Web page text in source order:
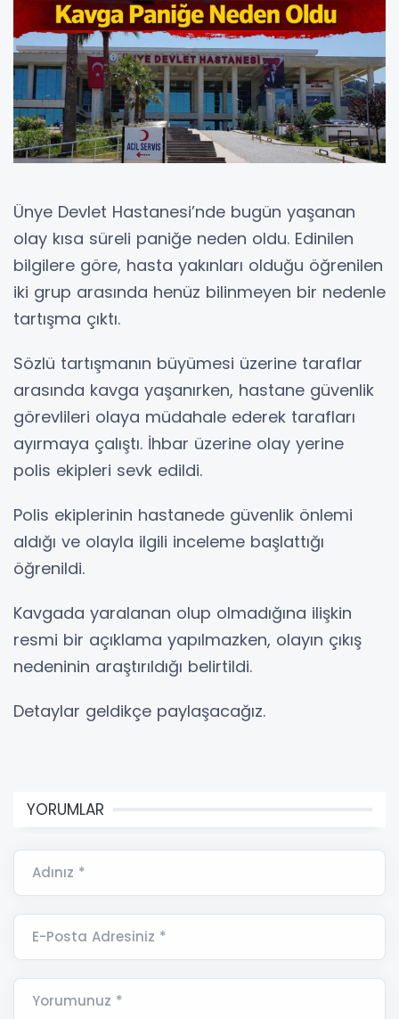
Ünye Devlet Hastanesi’nde bugün yaşanan
olay kısa süreli paniğe neden oldu. Edinilen
bilgilere göre, hasta yakınları olduğu öğrenilen
iki grup arasında henüz bilinmeyen bir nedenle
tartışma çıktı.
Sözlü tartışmanın büyümesi üzerine taraflar
arasında kavga yaşanırken, hastane güvenlik
görevlileri olaya müdahale ederek tarafları
ayırmaya çalıştı. İhbar üzerine olay yerine
polis ekipleri sevk edildi.
Polis ekiplerinin hastanede güvenlik önlemi
aldığı ve olayla ilgili inceleme başlattığı
öğrenildi.
Kavgada yaralanan olup olmadığına ilişkin
resmi bir açıklama yapılmazken, olayın çıkış
nedeninin araştırıldığı belirtildi.
Detaylar geldikçe paylaşacağız.
YORUMLAR
Adınız *
E-Posta Adresiniz *
Yorumunuz *